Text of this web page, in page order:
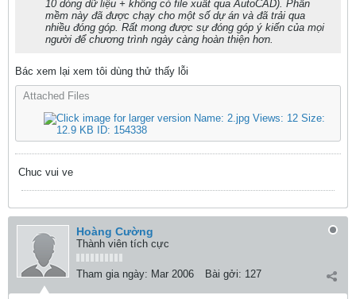
10 dòng dữ liệu + không có file xuất qua AutoCAD). Phần
mềm này đã được chạy cho một số dự án và đã trải qua
nhiều đóng góp. Rất mong được sự đóng góp ý kiến của mọi
người để chương trình ngày càng hoàn thiện hơn.
Bác xem lại xem tôi dùng thử thấy lỗi
Attached Files
Chuc vui ve
Hoàng Cường
Thành viên tích cực
Tham gia ngày: Mar 2006 Bài gởi: 127